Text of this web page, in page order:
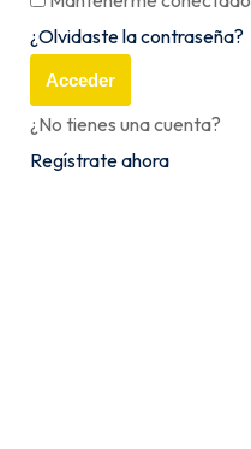
¿Olvidaste la contraseña?
Acceder
¿No tienes una cuenta?
Regístrate ahora